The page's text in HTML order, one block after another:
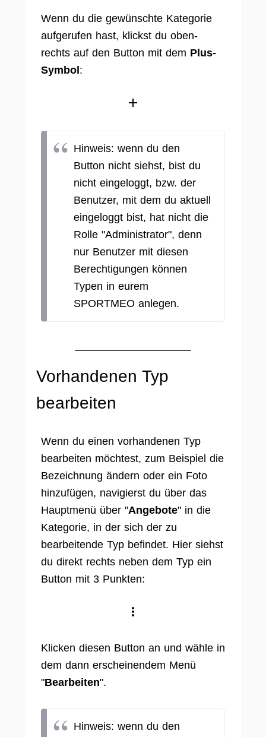
Wenn du die gewünschte Kategorie
aufgerufen hast, klickst du oben-
rechts auf den Button mit dem Plus-
Symbol :
Hinweis: wenn du den
Button nicht siehst, bist du
nicht eingeloggt, bzw. der
Benutzer, mit dem du aktuell
eingeloggt bist, hat nicht die
Rolle "Administrator", denn
nur Benutzer mit diesen
Berechtigungen können
Typen in eurem
SPORTMEO anlegen.
Vorhandenen Typ
bearbeiten
Wenn du einen vorhandenen Typ
bearbeiten möchtest, zum Beispiel die
Bezeichnung ändern oder ein Foto
hinzufügen, navigierst du über das
Hauptmenü über "Angebote" in die
Kategorie, in der sich der zu
bearbeitende Typ befindet. Hier siehst
du direkt rechts neben dem Typ ein
Button mit 3 Punkten:
Klicken diesen Button an und wähle in
dem dann erscheinendem Menü
"Bearbeiten".
Hinweis: wenn du den